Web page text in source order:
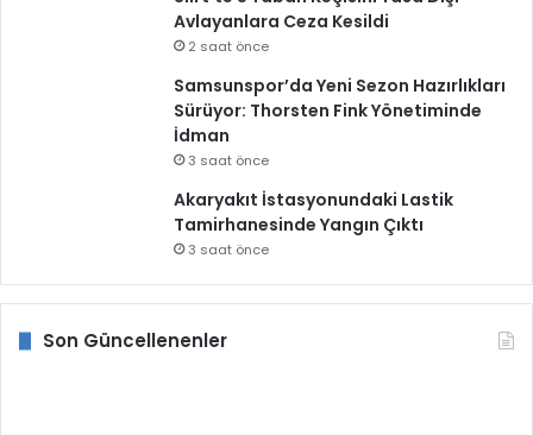
Avlayanlara Ceza Kesildi
2 saat önce
Samsunspor’da Yeni Sezon Hazırlıkları
Sürüyor: Thorsten Fink Yönetiminde
İdman
3 saat önce
Akaryakıt İstasyonundaki Lastik
Tamirhanesinde Yangın Çıktı
3 saat önce
Son Güncellenenler